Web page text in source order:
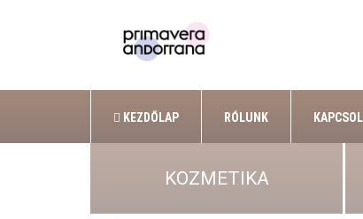
KEZDŐLAP RÓLUNK
KOZMETIKA